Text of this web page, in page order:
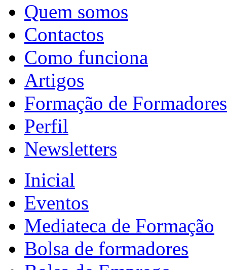
Quem somos
Contactos
Como funciona
Artigos
Formação de Formadores
Perfil
Newsletters
Inicial
Eventos
Mediateca de Formação
Bolsa de formadores